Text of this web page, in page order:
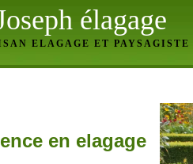
élagage
ELAGAGE ET PAYSAGISTE
en elagage